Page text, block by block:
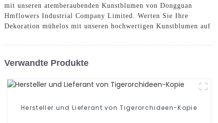
mit unseren atemberaubenden Kunstblumen von Dongguan
Hmflowers Industrial Company Limited. Werten Sie Ihre
Dekoration mühelos mit unseren hochwertigen Kunstblumen auf
Verwandte Produkte
Hersteller und Lieferant von Tigerorchideen-Kopie